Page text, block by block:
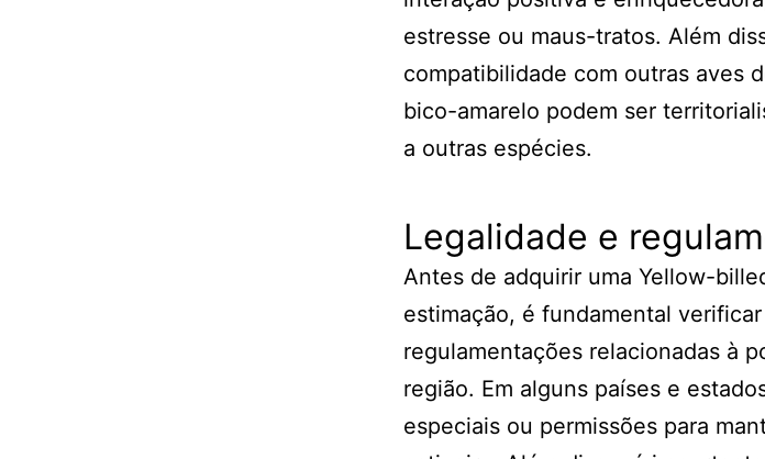
estresse ou maus-tratos. Além
compatibilidade com outras aves
bico-amarelo podem ser
a outras espécies.
Legalidade e
Antes de adquirir uma Yellow-
estimação, é fundamental
regulamentações relacionadas à
região. Em alguns países e
especiais ou permissões para